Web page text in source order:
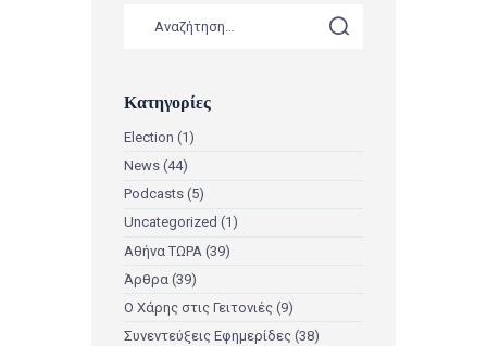
Κατηγορίες
Election (1)
News (44)
Podcasts (5)
Uncategorized (1)
Αθήνα ΤΩΡΑ (39)
Άρθρα (39)
Ο Χάρης στις Γειτονιές (9)
Συνεντεύξεις Εφημερίδες (38)